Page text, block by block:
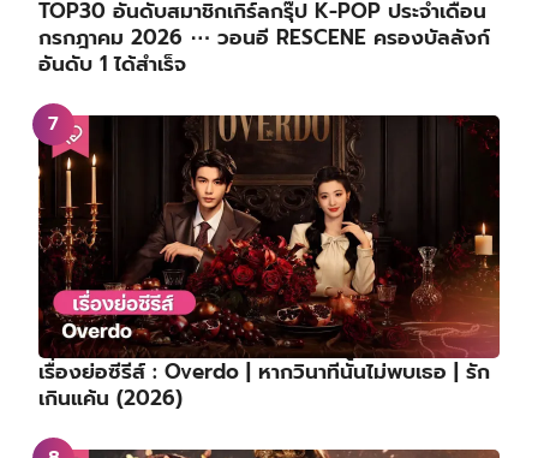
TOP30 อันดับสมาชิกเกิร์ลกรุ๊ป K-POP ประจำเดือน
กรกฎาคม 2026 ⋯ วอนอี RESCENE ครองบัลลังก์
อันดับ 1 ได้สำเร็จ
เรื่องย่อซีรีส์ : Overdo | หากวินาทีนั้นไม่พบเธอ | รัก
เกินแค้น (2026)